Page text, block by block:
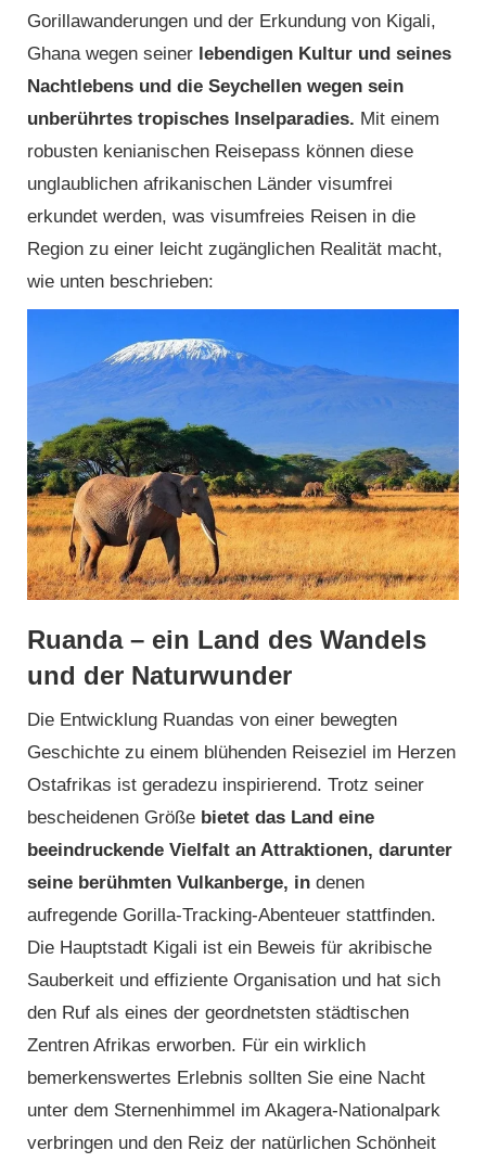
Gorillawanderungen und der Erkundung von Kigali,
Ghana wegen seiner lebendigen Kultur und seines
Nachtlebens und die Seychellen wegen sein
unberührtes tropisches Inselparadies. Mit einem
robusten kenianischen Reisepass können diese
unglaublichen afrikanischen Länder visumfrei
erkundet werden, was visumfreies Reisen in die
Region zu einer leicht zugänglichen Realität macht,
wie unten beschrieben:
Ruanda – ein Land des Wandels
und der Naturwunder
Die Entwicklung Ruandas von einer bewegten
Geschichte zu einem blühenden Reiseziel im Herzen
Ostafrikas ist geradezu inspirierend. Trotz seiner
bescheidenen Größe bietet das Land eine
beeindruckende Vielfalt an Attraktionen, darunter
seine berühmten Vulkanberge, in denen
aufregende Gorilla-Tracking-Abenteuer stattfinden.
Die Hauptstadt Kigali ist ein Beweis für akribische
Sauberkeit und effiziente Organisation und hat sich
den Ruf als eines der geordnetsten städtischen
Zentren Afrikas erworben. Für ein wirklich
bemerkenswertes Erlebnis sollten Sie eine Nacht
unter dem Sternenhimmel im Akagera-Nationalpark
verbringen und den Reiz der natürlichen Schönheit